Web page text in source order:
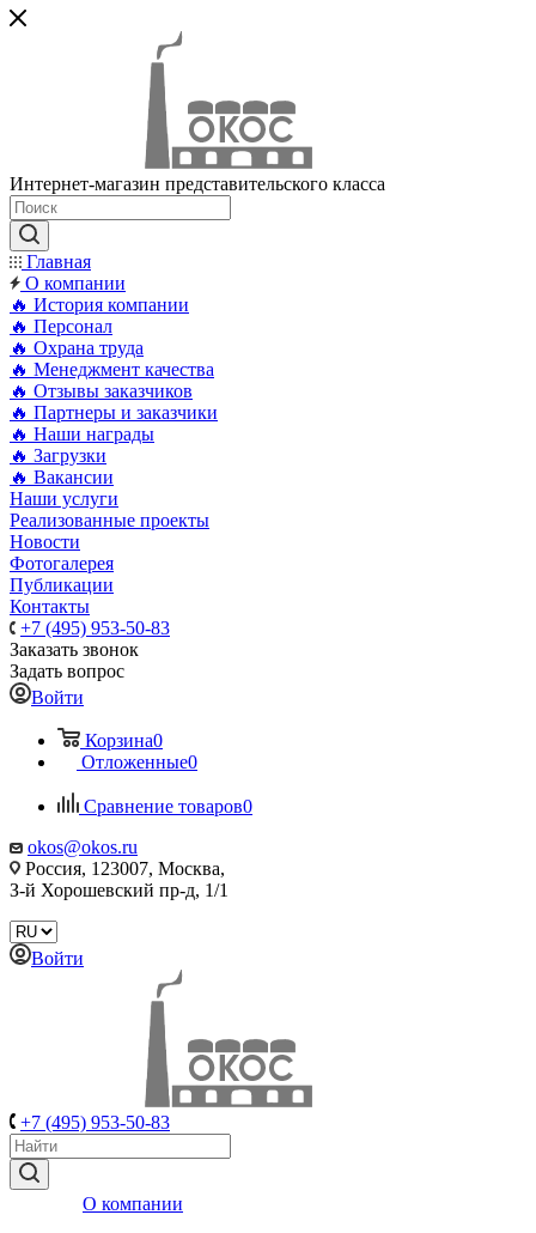
Интернет-магазин представительского класса
Главная
О компании
🔥 История компании
🔥 Персонал
🔥 Охрана труда
🔥 Менеджмент качества
🔥 Отзывы заказчиков
🔥 Партнеры и заказчики
🔥 Наши награды
🔥 Загрузки
🔥 Вакансии
Наши услуги
Реализованные проекты
Новости
Фотогалерея
Публикации
Контакты
+7 (495) 953-50-83
Заказать звонок
Задать вопрос
Войти
Корзина0
Отложенные0
Сравнение товаров0
okos@okos.ru
Россия, 123007, Москва,
З-й Хорошевский пр-д, 1/1
Войти
+7 (495) 953-50-83
О компании